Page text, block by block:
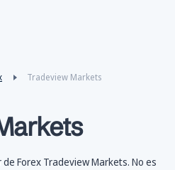
Tradeview Markets
Forex Tradeview Markets. No es